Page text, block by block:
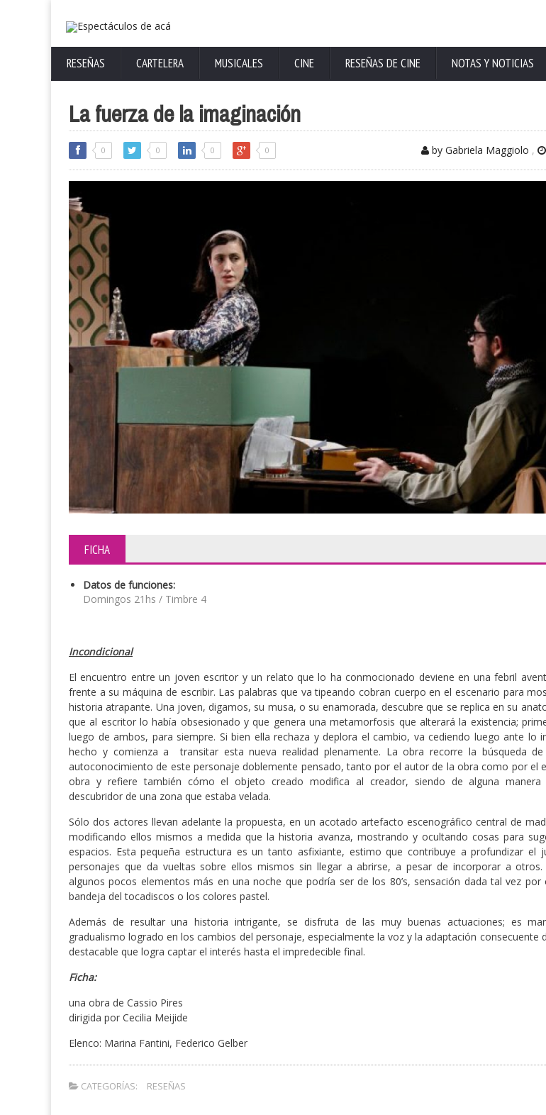
RESEÑAS CARTELERA MUSICALES CINE RESEÑAS DE CINE NOTAS Y NOTICIAS
La fuerza de la imaginación
0 0 0 0 by Gabriela Maggiolo ,
FICHA
Datos de funciones:
Domingos 21hs / Timbre 4
Incondicional
El encuentro entre un joven escritor y un relato que lo ha conmocionado deviene en una febril
frente a su máquina de escribir. Las palabras que va tipeando cobran cuerpo en el escenario para
historia atrapante. Una joven, digamos, su musa, o su enamorada, descubre que se replica en su
que al escritor lo había obsesionado y que genera una metamorfosis que alterará la existencia;
luego de ambos, para siempre. Si bien ella rechaza y deplora el cambio, va cediendo luego ante lo
hecho y comienza a transitar esta nueva realidad plenamente. La obra recorre la búsqueda
autoconocimiento de este personaje doblemente pensado, tanto por el autor de la obra como por el
obra y refiere también cómo el objeto creado modifica al creador, siendo de alguna manera
descubridor de una zona que estaba velada.
Sólo dos actores llevan adelante la propuesta, en un acotado artefacto escenográfico central de
modificando ellos mismos a medida que la historia avanza, mostrando y ocultando cosas para
espacios. Esta pequeña estructura es un tanto asfixiante, estimo que contribuye a profundizar el
personajes que da vueltas sobre ellos mismos sin llegar a abrirse, a pesar de incorporar a
algunos pocos elementos más en una noche que podría ser de los 80’s, sensación dada tal vez por
bandeja del tocadiscos o los colores pastel.
Además de resultar una historia intrigante, se disfruta de las muy buenas actuaciones; es
gradualismo logrado en los cambios del personaje, especialmente la voz y la adaptación consecuente
destacable que logra captar el interés hasta el impredecible final.
Ficha:
una obra de Cassio Pires
dirigida por Cecilia Meijide
Elenco: Marina Fantini, Federico Gelber
CATEGORÍAS: RESEÑAS